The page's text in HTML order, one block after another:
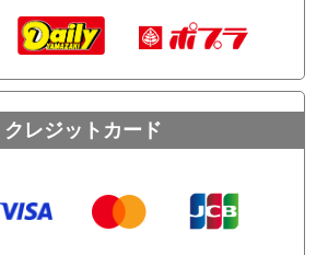
クレジットカード